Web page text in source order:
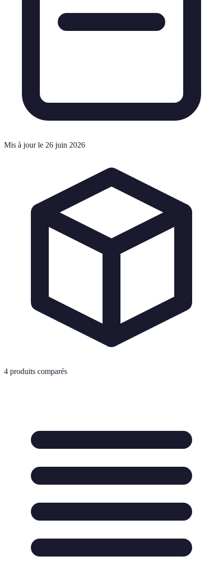
Mis à jour le 26 juin 2026
4 produits comparés